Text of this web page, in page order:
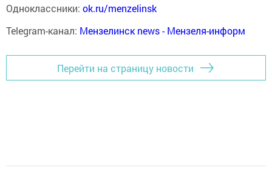
Одноклассники: ok.ru/menzelinsk
Telegram-канал: Мензелинск news - Мензеля-информ
Перейти на страницу новости